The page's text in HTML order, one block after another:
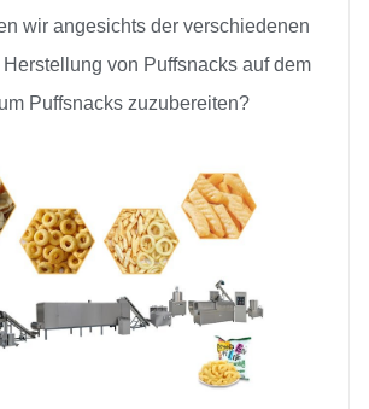
wir angesichts der verschiedenen
von Puffsnacks auf dem
Puffsnacks zuzubereiten?